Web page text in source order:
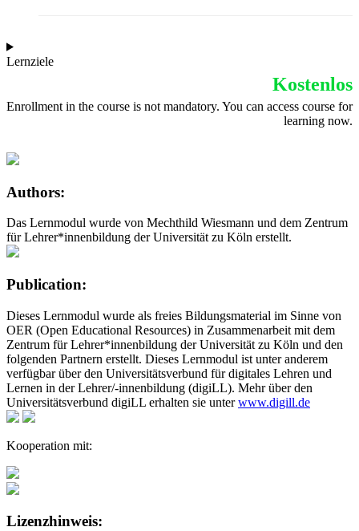
Lernziele
Kostenlos
Enrollment in the course is not mandatory. You can access course for
learning now.
Authors:
Das Lernmodul wurde von Mechthild Wiesmann und dem Zentrum
für Lehrer*innenbildung der Universität zu Köln erstellt.
Publication:
Dieses Lernmodul wurde als freies Bildungsmaterial im Sinne von
OER (Open Educational Resources) in Zusammenarbeit mit dem
Zentrum für Lehrer*innenbildung der Universität zu Köln und den
folgenden Partnern erstellt. Dieses Lernmodul ist unter anderem
verfügbar über den Universitätsverbund für digitales Lehren und
Lernen in der Lehrer/-innenbildung (digiLL). Mehr über den
Universitätsverbund digiLL erhalten sie unterwww.digill.de
Kooperation mit:
Lizenzhinweis: